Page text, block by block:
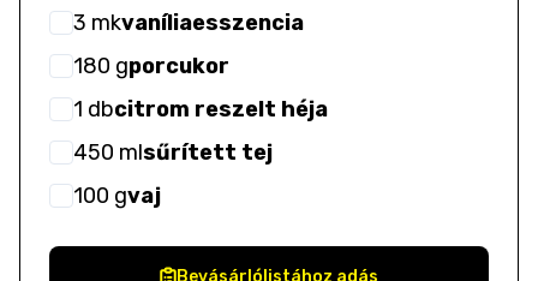
3 mkvaníliaesszencia
180 gporcukor
1 dbcitrom reszelt héja
450 mlsűrített tej
100 gvaj
Bevásárlólistához adás